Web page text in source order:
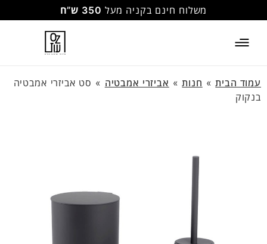
משלוח חינם בקניה מעל 350 ש”ח
עמוד הבית» חנות» אביזרי אמבטיה » סט אביזרי אמבטיה
בנקוק